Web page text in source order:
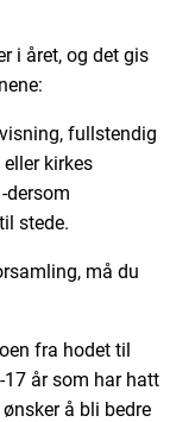
i året, og det gis
fullstendig
kirkes
dersom
stede.
må du
fra hodet til
år som har hatt
å bli bedre